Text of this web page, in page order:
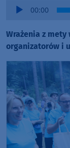
Audio
00:00
Wrażenia z
organizatorów i